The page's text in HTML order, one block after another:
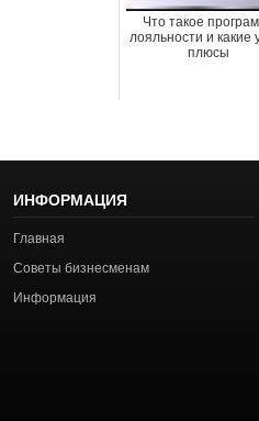
Что такое
лояльности и какие
плюсы
ИНФОРМАЦИЯ
Главная
Советы бизнесменам
Информация